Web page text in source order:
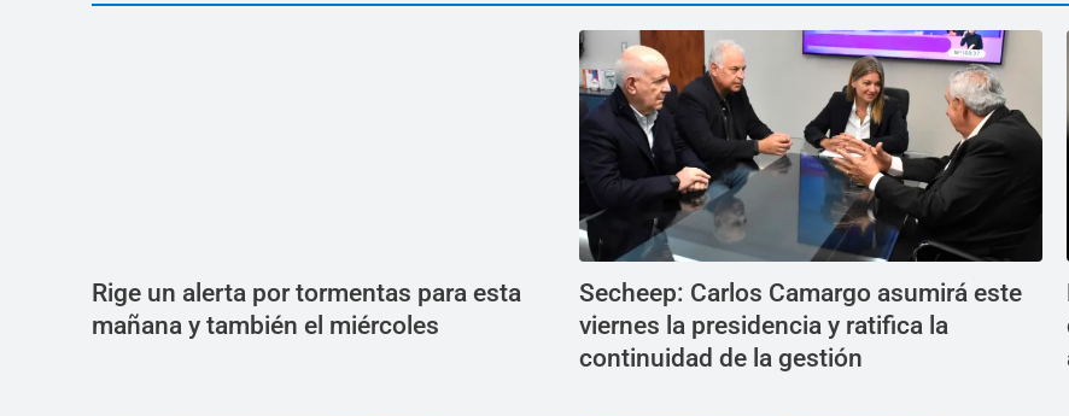
Rige un alerta por tormentas para esta
mañana y también el miércoles
Secheep: Carlos Camargo asumirá este
viernes la presidencia y ratifica la
continuidad de la gestión